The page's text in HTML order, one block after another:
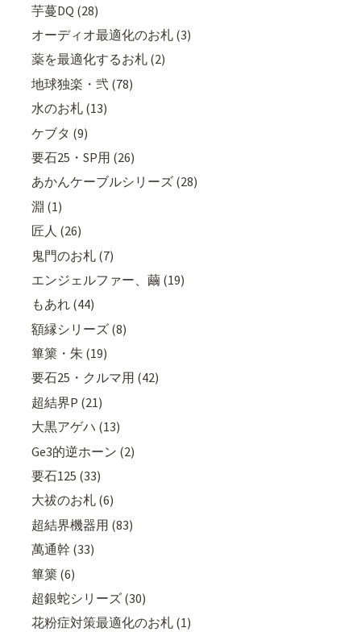
芋蔓DQ (28)
オーディオ最適化のお札 (3)
薬を最適化するお札 (2)
地球独楽・弐 (78)
水のお札 (13)
ケブタ (9)
要石25・SP用 (26)
あかんケーブルシリーズ (28)
淵 (1)
匠人 (26)
鬼門のお札 (7)
エンジェルファー、繭 (19)
もあれ (44)
額縁シリーズ (8)
篳篥・朱 (19)
要石25・クルマ用 (42)
超結界P (21)
大黒アゲハ (13)
Ge3的逆ホーン (2)
要石125 (33)
大祓のお札 (6)
超結界機器用 (83)
萬通幹 (33)
篳篥 (6)
超銀蛇シリーズ (30)
花粉症対策最適化のお札 (1)